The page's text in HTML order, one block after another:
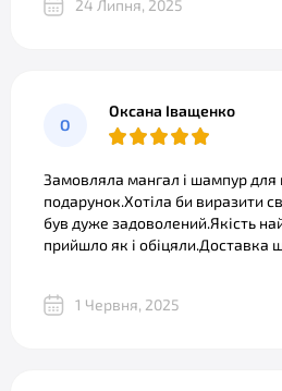
24 Липня, 2025
О
Оксана Іващенко
Замовляла мангал і шампур для
подарунок.Хотіла би виразити
був дуже задоволений.Якість
прийшло як і обіцяли.Доставка
1 Червня, 2025